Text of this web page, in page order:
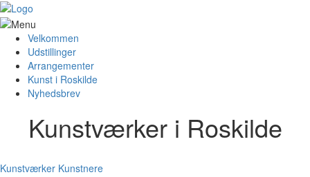
Velkommen
Udstillinger
Arrangementer
Kunst i Roskilde
Nyhedsbrev
Kunstværker i Roskilde
Kunstværker Kunstnere